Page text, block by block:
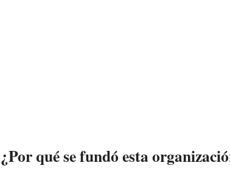
¿Por qué se fundó esta